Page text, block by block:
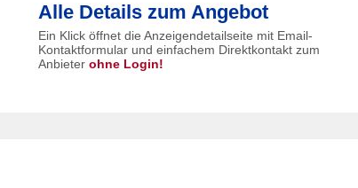
Alle Details zum Angebot
Ein Klick öffnet die Anzeigendetailseite mit Email-
Kontaktformular und einfachem Direktkontakt zum
Anbieter ohne Login!